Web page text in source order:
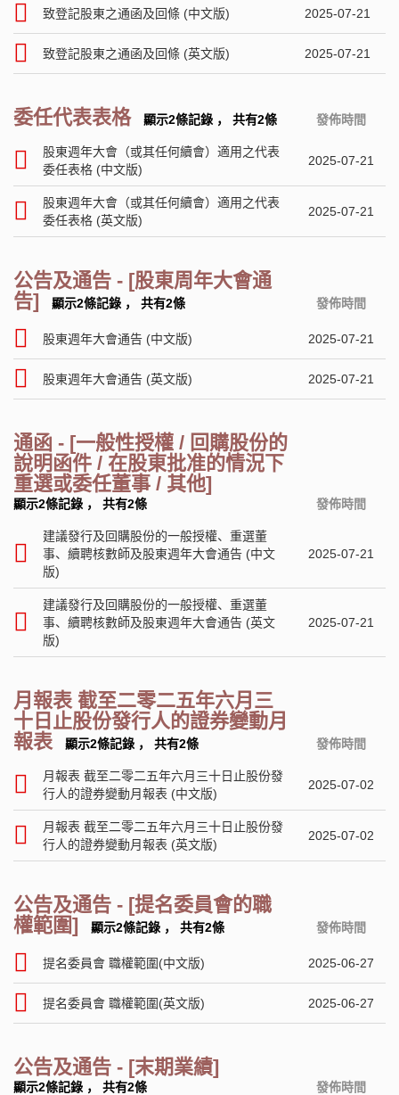
致登記股東之通函及回條 (中文版) 2025-07-21
致登記股東之通函及回條 (英文版) 2025-07-21
委任代表表格 顯示2條記錄 ， 共有2條 發佈時間
股東週年大會（或其任何續會）適用之代表
委任表格 (中文版)
2025-07-21
股東週年大會（或其任何續會）適用之代表
委任表格 (英文版)
2025-07-21
公告及通告 - [股東周年大會通
告]
顯示2條記錄 ， 共有2條 發佈時間
股東週年大會通告 (中文版) 2025-07-21
股東週年大會通告 (英文版) 2025-07-21
通函 - [一般性授權 / 回購股份的
說明函件 / 在股東批准的情況下
重選或委任董事 / 其他]
顯示2條記錄 ， 共有2條 發佈時間
建議發行及回購股份的一般授權、重選董
事、續聘核數師及股東週年大會通告 (中文
版)
2025-07-21
建議發行及回購股份的一般授權、重選董
事、續聘核數師及股東週年大會通告 (英文
版)
2025-07-21
月報表 截至二零二五年六月三
十日止股份發行人的證券變動月
報表
顯示2條記錄 ， 共有2條 發佈時間
月報表 截至二零二五年六月三十日止股份發
行人的證券變動月報表 (中文版)
2025-07-02
月報表 截至二零二五年六月三十日止股份發
行人的證券變動月報表 (英文版)
2025-07-02
公告及通告 - [提名委員會的職
權範圍]
顯示2條記錄 ， 共有2條 發佈時間
提名委員會 職權範圍(中文版) 2025-06-27
提名委員會 職權範圍(英文版) 2025-06-27
公告及通告 - [末期業績]
顯示2條記錄 ， 共有2條 發佈時間